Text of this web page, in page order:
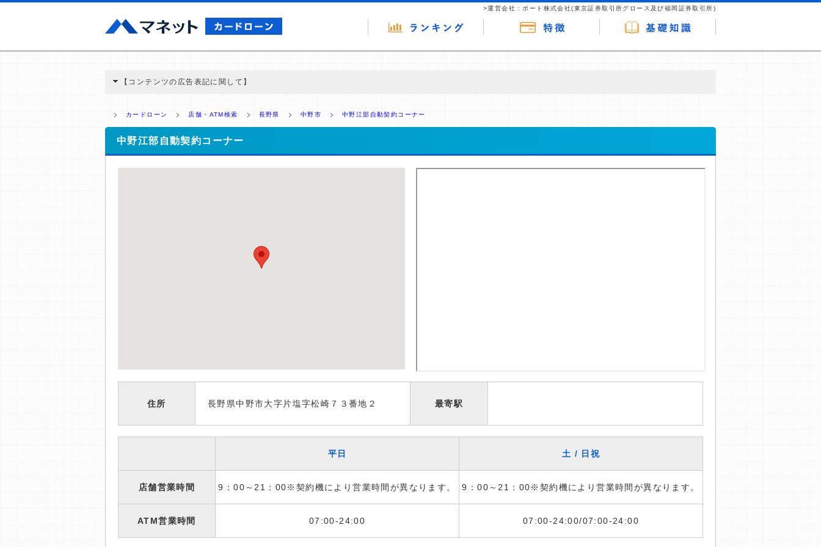
>運営会社：ポート株式会社(東京証券取引所グロース及び福岡証券取引所)
【コンテンツの広告表記に関して】
ミ収集などに基づき、公平性を担保した情報提供を行っています。
>提携企業一覧
カードローン 店舗・ATM検索 長野県 中野市 中野江部自動契約コーナー
中野江部自動契約コーナー
住所 長野県中野市大字片塩字松崎７３番地２ 最寄駅
平日 土 / 日祝
店舗営業時間 9：00～21：00※契約機により営業時間が異なります。 9：00～21：00※契約機により営業時間が異なります。
ATM営業時間 07:00-24:00 07:00-24:00/07:00-24:00